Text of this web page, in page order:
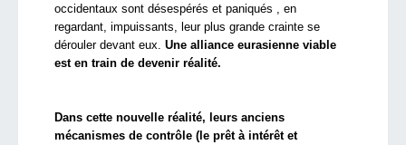
occidentaux sont désespérés et paniqués , en
regardant, impuissants, leur plus grande crainte se
dérouler devant eux. Une alliance eurasienne viable
est en train de devenir réalité.
Dans cette nouvelle réalité, leurs anciens
mécanismes de contrôle (le prêt à intérêt et